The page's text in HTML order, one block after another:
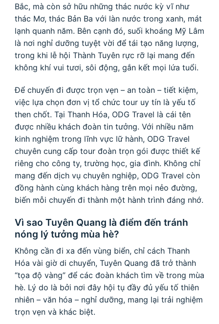
Bắc, mà còn sở hữu những thác nước kỳ vĩ như
thác Mơ, thác Bản Ba với làn nước trong xanh, mát
lạnh quanh năm. Bên cạnh đó, suối khoáng Mỹ Lâm
là nơi nghỉ dưỡng tuyệt vời để tái tạo năng lượng,
trong khi lễ hội Thành Tuyên rực rỡ lại mang đến
không khí vui tươi, sôi động, gắn kết mọi lứa tuổi.
Để chuyến đi được trọn vẹn – an toàn – tiết kiệm,
việc lựa chọn đơn vị tổ chức tour uy tín là yếu tố
then chốt. Tại Thanh Hóa, ODG Travel là cái tên
được nhiều khách đoàn tin tưởng. Với nhiều năm
kinh nghiệm trong lĩnh vực lữ hành, ODG Travel
chuyên cung cấp tour đoàn trọn gói được thiết kế
riêng cho công ty, trường học, gia đình. Không chỉ
mang đến dịch vụ chuyên nghiệp, ODG Travel còn
đồng hành cùng khách hàng trên mọi nẻo đường,
biến mỗi chuyến đi thành một hành trình đáng nhớ.
Vì sao Tuyên Quang là điểm đến tránh
nóng lý tưởng mùa hè?
Không cần đi xa đến vùng biển, chỉ cách Thanh
Hóa vài giờ di chuyển, Tuyên Quang đã trở thành
“tọa độ vàng” để các đoàn khách tìm về trong mùa
hè. Lý do là bởi nơi đây hội tụ đầy đủ yếu tố thiên
nhiên – văn hóa – nghỉ dưỡng, mang lại trải nghiệm
trọn vẹn và khác biệt.